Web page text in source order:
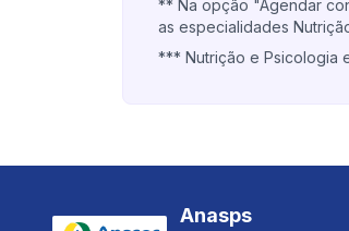
** Na opção "Agendar
as especialidades
*** Nutrição e Psicologia
Anasps